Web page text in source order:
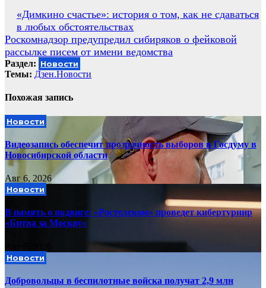
Навигация
по
записям
«Димкино счастье»: история о том, как не сдаваться
в любых обстоятельствах
Роскомнадзор предупредил сибиряков о фейковой
рассылке писем от имени ведомства
Раздел: Новости
Темы: Дзен.Новости
Похожая запись
Новости
Видеозапись обеспечит прозрачность выборов в Госдуму в
Новосибирской области
Авг 6, 2026
Новости
В память о подвиге: «Ростелеком» проведет кибертурнир
«Битва за Москву»
Новости
Добровольцы в беспилотные войска получат 2,9 млн